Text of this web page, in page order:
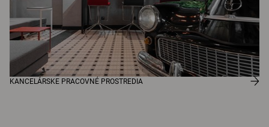
KANCELÁRSKE PRACOVNÉ PROSTREDIA